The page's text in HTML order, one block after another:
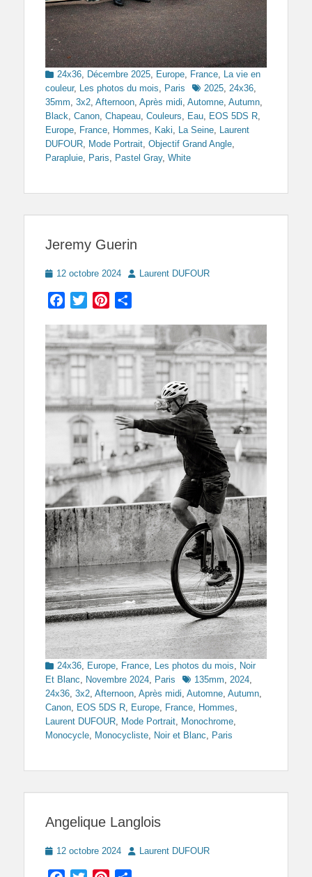
Categories
24x36, Décembre 2025, Europe, France, La vie en
couleur, Les photos du mois, Paris Tags2025, 24x36,
35mm, 3x2, Afternoon, Après midi, Automne, Autumn,
Black, Canon, Chapeau, Couleurs, Eau, EOS 5DS R,
Europe, France, Hommes, Kaki, La Seine, Laurent
DUFOUR, Mode Portrait, Objectif Grand Angle,
Parapluie, Paris, Pastel Gray, White
Jeremy Guerin
Posted
12 octobre 2024 AuthorLaurent DUFOUR
Facebook
TwitterPinterest
Categories
24x36 Europe France Les photos du mois
Noir
Et Blanc
Novembre 2024 Paris Tags135mm 2024
24x36 3x2 Afternoon Après midi Automne Autumn
Canon EOS 5DS R Europe France Hommes
Laurent DUFOUR Mode Portrait Monochrome
Monocycle Monocycliste Noir et Blanc Paris
Angelique Langlois
Posted
12 octobre 2024 AuthorLaurent DUFOUR